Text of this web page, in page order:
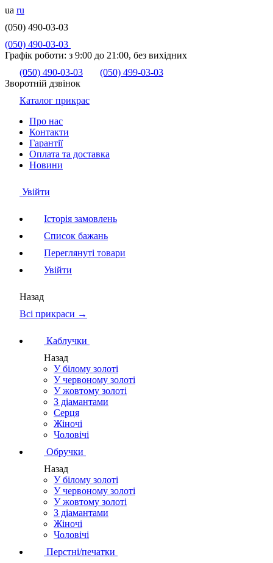
ua ru
(050) 490-03-03
(050) 490-03-03
Графік роботи: з 9:00 до 21:00, без вихідних
(050) 490-03-03
(050) 499-03-03
Зворотній дзвінок
Каталог прикрас
Про нас
Контакти
Гарантії
Оплата та доставка
Новини
Увійти
Історія замовлень
Список бажань
Переглянуті товари
Увійти
Назад
Всі прикраси →
Каблучки
Назад
У білому золоті
У червоному золоті
У жовтому золоті
З діамантами
Серця
Жіночі
Чоловічі
Обручки
Назад
У білому золоті
У червоному золоті
У жовтому золоті
З діамантами
Жіночі
Чоловічі
Перстні/печатки